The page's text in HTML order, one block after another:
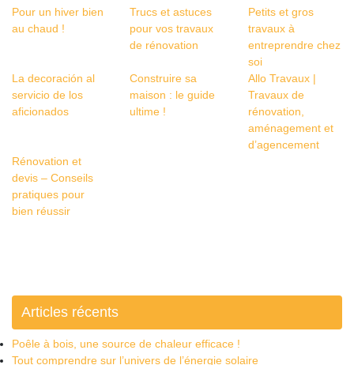
Pour un hiver bien
au chaud !
Trucs et astuces
pour vos travaux
de rénovation
Petits et gros
travaux à
entreprendre chez
soi
La decoración al
servicio de los
aficionados
Construire sa
maison : le guide
ultime !
Allo Travaux |
Travaux de
rénovation,
aménagement et
d’agencement
Rénovation et
devis – Conseils
pratiques pour
bien réussir
Articles récents
Poêle à bois, une source de chaleur efficace !
Tout comprendre sur l’univers de l’énergie solaire